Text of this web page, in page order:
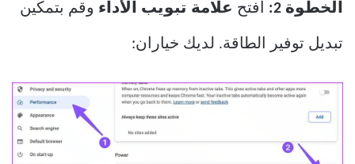
الخطوة 2: افتح علامة تبويب الأداء وقم بتمكين
تبديل توفير الطاقة. لديك خياران: